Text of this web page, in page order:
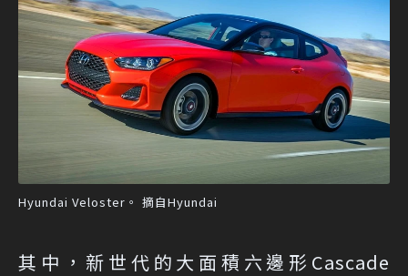
Hyundai Veloster。 摘自Hyundai
其中，新世代的大面積六邊形Cascade